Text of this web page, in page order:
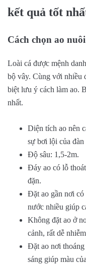
kết quả tốt
Cách chọn ao
Loài cá được mệnh
bộ vây. Cùng với nhiều
biệt lưu ý cách làm ao.
nhất.
Diện tích ao nên
sự bơi lội của đàn
Độ sâu: 1,5-2m.
Đáy ao có lỗ
đặn.
Đặt ao gần nơi
nước nhiều giúp
Không đặt ao ở
cảnh, rất dễ
Đặt ao nơi thoáng
sáng giúp màu